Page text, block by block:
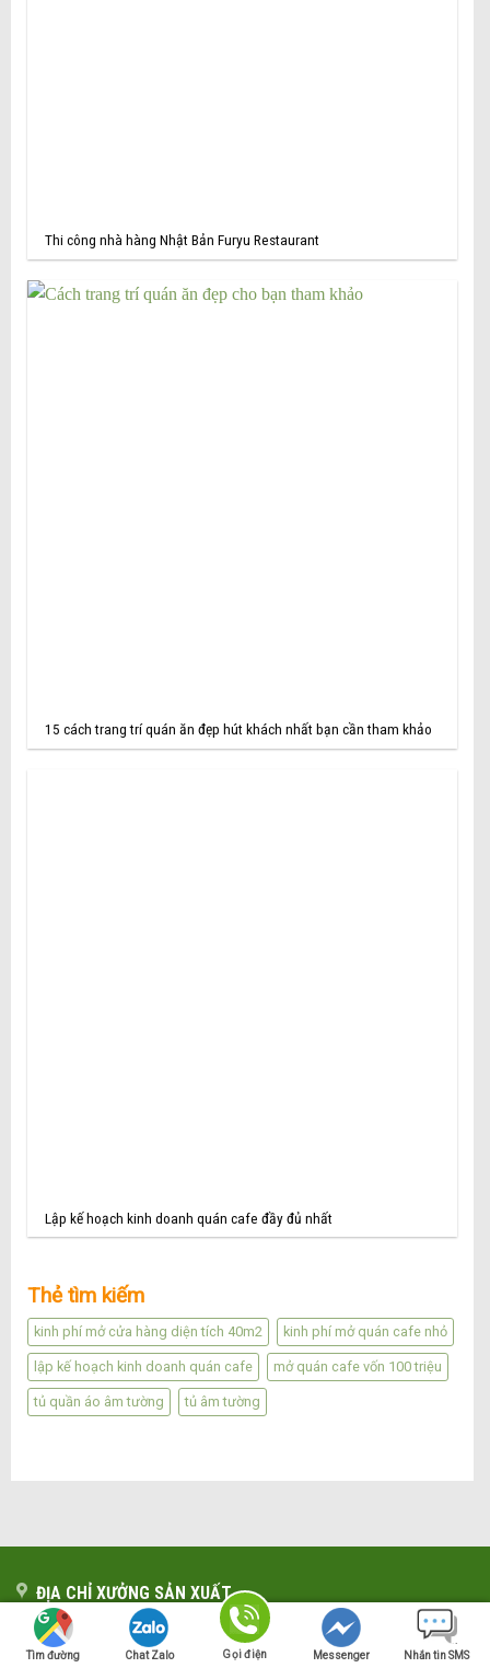
Thi công nhà hàng Nhật Bản Furyu Restaurant
15 cách trang trí quán ăn đẹp hút khách nhất bạn cần tham khảo
Lập kế hoạch kinh doanh quán cafe đầy đủ nhất
Thẻ tìm kiếm
kinh phí mở cửa hàng diện tích 40m2 kinh phí mở quán cafe nhỏ
lập kế hoạch kinh doanh quán cafe mở quán cafe vốn 100 triệu
tủ quần áo âm tường tủ âm tường
ĐỊA CHỈ XƯỞNG SẢN XUẤT
Xưởng sản xuất Nội thất Mộc Style
Tìm đường Chat Zalo Gọi điện Messenger Nhắn tin SMS